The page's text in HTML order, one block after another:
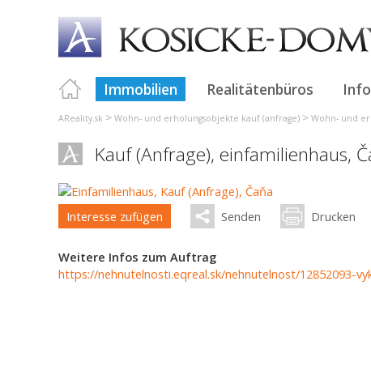
Immobilien Realitätenbüros Info
AReality.sk > Wohn- und erholungsobjekte kauf (anfrage) > Wohn- und
Kauf (Anfrage), einfamilienhaus,
Interesse zufügen Senden Drucken
Weitere Infos zum Auftrag
https://nehnutelnosti.eqreal.sk/nehnutelnost/12852093-